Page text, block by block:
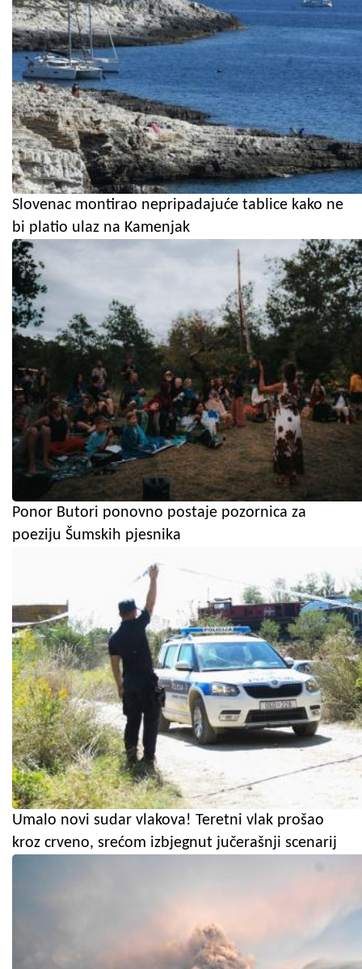
Slovenac montirao nepripadajuće tablice kako ne
bi platio ulaz na Kamenjak
Ponor Butori ponovno postaje pozornica za
poeziju Šumskih pjesnika
Umalo novi sudar vlakova! Teretni vlak prošao
kroz crveno, srećom izbjegnut jučerašnji scenarij